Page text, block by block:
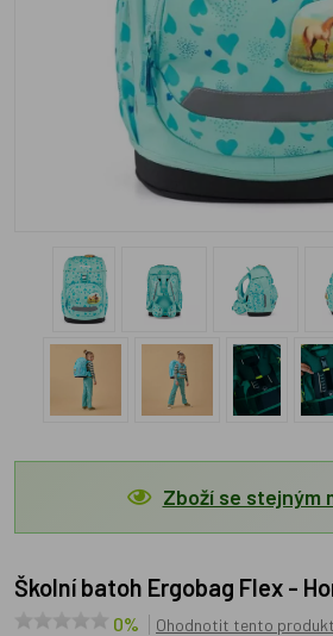
Zboží se stejným
Školní batoh Ergobag Flex -
0% Ohodnotit tento produkt